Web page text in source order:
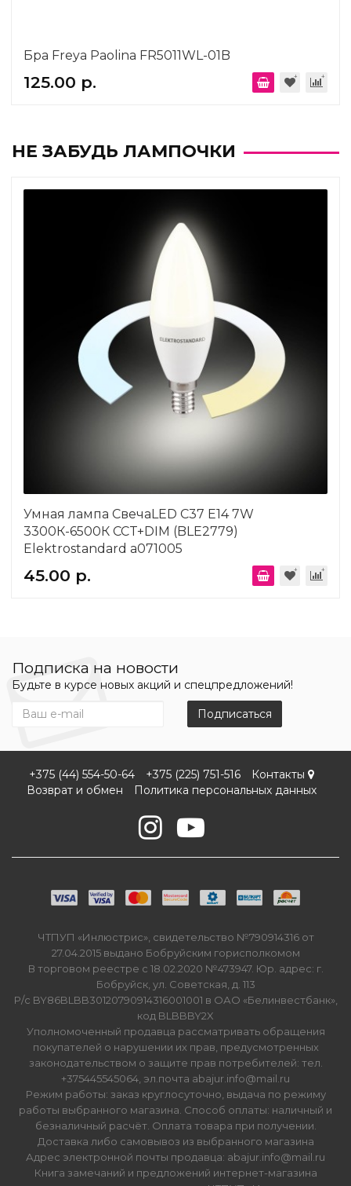
Бра Freya Paolina FR5011WL-01B
125.00 р.
НЕ ЗАБУДЬ ЛАМПОЧКИ
Умная лампа СвечаLED C37 Е14 7W
3300К-6500К CCT+DIM (BLE2779)
Elektrostandard a071005
45.00 р.
Подписка на новости
Будьте в курсе новых акций и спецпредложений!
Подписаться
+375 (44) 554-50-64 +375 (225) 751-516
Контакты
Возврат и обмен
Политика персональных данных
ЧТПУП «Инлюстрис», свидетельство №790914316 от
27.04.2015 выдано Бобруйским горисполкомом
В торговом реестре с 18.02.2020 №473947. Юр. адрес: г.
Бобруйск, ул. Советская, д. 113
Р/с BY86BLBB30120790914316001001 в ОАО «Белинвестбанк»,
код BLBBBY2X
Уполномоченный продавца рассматривать обращения
покупателей о нарушении их прав, предусмотренных
законодательством о защите прав потребителей: тел.
+375445545064, эл.почта abajur.info@mail.ru
Режим работы: заказ круглосуточно, выдача по режиму
работы выбранного магазина. Способ оплаты: наличный и
безналичный расчёт. Оплата товара при получении.
Доставка либо самовывоз из выбранного магазина
Адрес электронной почты продавца: abajur.info@mail.ru
Книга замечаний и предложений интернет-магазина